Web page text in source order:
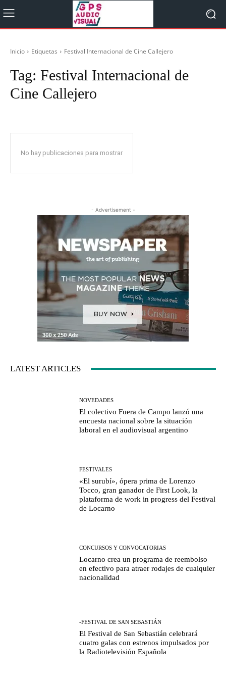
Inicio Etiquetas Festival Internacional de Cine Callejero
Tag: Festival Internacional de
Cine Callejero
No hay publicaciones para mostrar
- Advertisement -
LATEST ARTICLES
NOVEDADES
El colectivo Fuera de Campo lanzó una
encuesta nacional sobre la situación
laboral en el audiovisual argentino
FESTIVALES
«El surubí», ópera prima de Lorenzo
Tocco, gran ganador de First Look, la
plataforma de work in progress del Festival
de Locarno
CONCURSOS Y CONVOCATORIAS
Locarno crea un programa de reembolso
en efectivo para atraer rodajes de cualquier
nacionalidad
-FESTIVAL DE SAN SEBASTIÁN
El Festival de San Sebastián celebrará
cuatro galas con estrenos impulsados por
la Radiotelevisión Española